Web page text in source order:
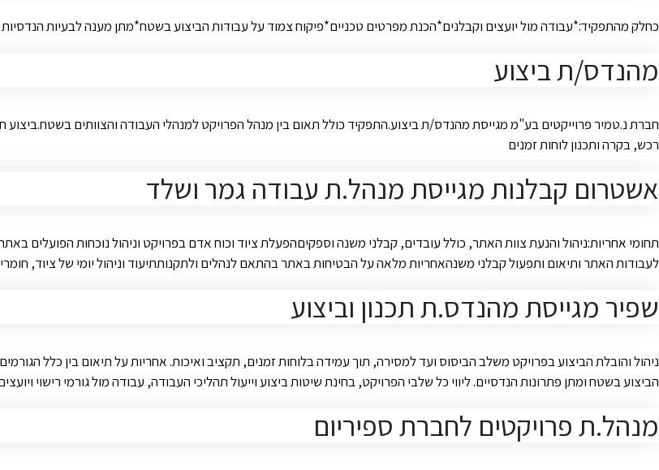
כחלק מהתפקיד:*עבודה מול יועצים וקבלנים*הכנת מפרטים טכניים*פיקוח צמוד על עבודות הביצוע בשטח*מתן מענה לבעיות
מהנדס/ת ביצוע
חברת נ.טמיר פרוייקטים בע"מ מגייסת מהנדס/ת ביצוע.התפקיד כולל תאום בין מנהל הפרויקט למנהלי העבודה והצוותים
רכש, בקרה ותכנון לוחות זמנים
אשטרום קבלנות מגייסת מנהל.ת עבודה גמר ושלד
תחומי אחריות:ניהול והנעת צוות האתר, כולל עובדים, קבלני משנה וספקיםהפעלת ציוד וכוח אדם בפרויקט וניהול נוכחות הפועלים
לעבודות האתר ותיאום ותפעול קבלני משנהאחריות מלאה על הבטיחות באתר בהתאם לנהלים ולתקנותתיעוד וניהול יומי של ציוד,
שפיר מגייסת מהנדס.ת תכנון וביצוע
הביצוע בשטח ומתן פתרונות הנדסיים. ליווי כל שלבי הפרויקט, בחינת שיטות ביצוע וייעול תהליכי העבודה, עבודה מול גורמי רישוי
מנהל.ת פרויקטים לחברת ספיריום